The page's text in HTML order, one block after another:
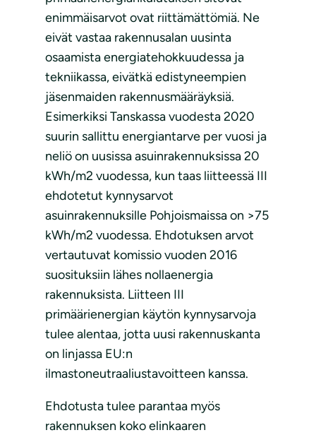
enimmäisarvot ovat riittämättömiä. Ne
eivät vastaa rakennusalan uusinta
osaamista energiatehokkuudessa ja
tekniikassa, eivätkä edistyneempien
jäsenmaiden rakennusmääräyksiä.
Esimerkiksi Tanskassa vuodesta 2020
suurin sallittu energiantarve per vuosi ja
neliö on uusissa asuinrakennuksissa 20
kWh/m2 vuodessa, kun taas liitteessä III
ehdotetut kynnysarvot
asuinrakennuksille Pohjoismaissa on >75
kWh/m2 vuodessa. Ehdotuksen arvot
vertautuvat komissio vuoden 2016
suosituksiin lähes nollaenergia
rakennuksista. Liitteen III
primäärienergian käytön kynnysarvoja
tulee alentaa, jotta uusi rakennuskanta
on linjassa EU:n
ilmastoneutraaliustavoitteen kanssa.
Ehdotusta tulee parantaa myös
rakennuksen koko elinkaaren